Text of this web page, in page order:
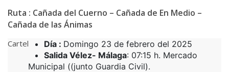
Ruta : Cañada del Cuerno – Cañada de En Medio –
Cañada de las Ánimas
Cartel Día : Domingo 23 de febrero del 2025
Salida Vélez- Málaga: 07:15 h. Mercado
Municipal ((junto Guardia Civil).